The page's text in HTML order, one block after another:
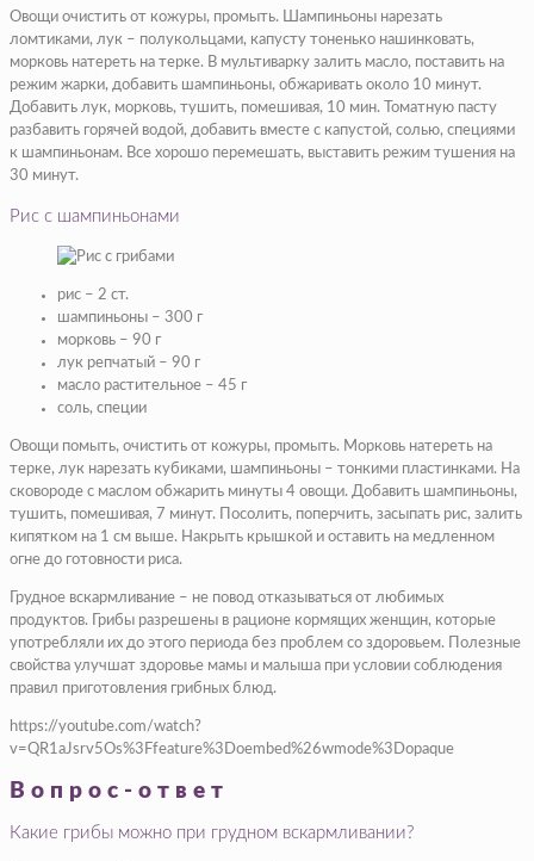
Овощи очистить от кожуры, промыть. Шампиньоны нарезать
ломтиками, лук – полукольцами, капусту тоненько нашинковать,
морковь натереть на терке. В мультиварку залить масло, поставить на
режим жарки, добавить шампиньоны, обжаривать около 10 минут.
Добавить лук, морковь, тушить, помешивая, 10 мин. Томатную пасту
разбавить горячей водой, добавить вместе с капустой, солью, специями
к шампиньонам. Все хорошо перемешать, выставить режим тушения на
30 минут.
Рис с шампиньонами
рис – 2 ст.
шампиньоны – 300 г
морковь – 90 г
лук репчатый – 90 г
масло растительное – 45 г
соль, специи
Овощи помыть, очистить от кожуры, промыть. Морковь натереть на
терке, лук нарезать кубиками, шампиньоны – тонкими пластинками. На
сковороде с маслом обжарить минуты 4 овощи. Добавить шампиньоны,
тушить, помешивая, 7 минут. Посолить, поперчить, засыпать рис, залить
кипятком на 1 см выше. Накрыть крышкой и оставить на медленном
огне до готовности риса.
Грудное вскармливание – не повод отказываться от любимых
продуктов. Грибы разрешены в рационе кормящих женщин, которые
употребляли их до этого периода без проблем со здоровьем. Полезные
свойства улучшат здоровье мамы и малыша при условии соблюдения
правил приготовления грибных блюд.
https://youtube.com/watch?
v=QR1aJsrv5Os%3Ffeature%3Doembed%26wmode%3Dopaque
Вопрос-ответ
Какие грибы можно при грудном вскармливании?